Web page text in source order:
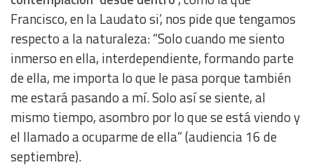
Francisco, en la Laudato si’, nos pide que tengamos
respecto a la naturaleza: “Solo cuando me siento
inmerso en ella, interdependiente, formando parte
de ella, me importa lo que le pasa porque también
me estará pasando a mí. Solo así se siente, al
mismo tiempo, asombro por lo que se está viendo y
el llamado a ocuparme de ella” (audiencia 16 de
septiembre).